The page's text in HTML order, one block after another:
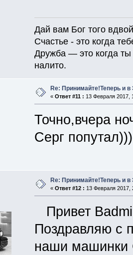
Дай вам Бог того
Счастье - это когда
Дружба — это когда ты
налито.
Re: Принимайте!Теперь и в
«Ответ #11 : 13 Февраля 2017,
Точно,вчера
Серг попутал)))
Re: Принимайте!Теперь и в
«Ответ #12 : 13 Февраля 2017,
Привет
Поздравляю с
наши машинки